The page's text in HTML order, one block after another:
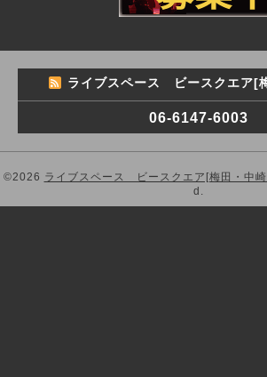
ライブスペース ビースクエア[
06-6147-6003
©2026 ライブスペース ビースクエア[梅田・中
d.